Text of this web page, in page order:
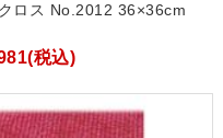
ロス No.2012 36×36cm
税込)